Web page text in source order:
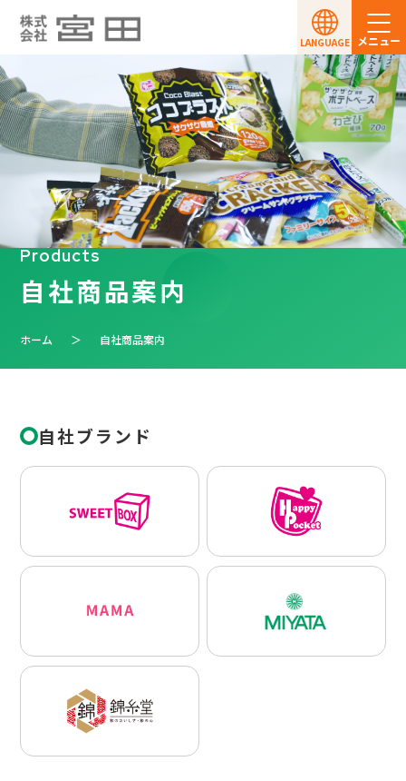
LANGUAGE メニュー
Products
自社商品案内
ホーム 自社商品案内
自社ブランド